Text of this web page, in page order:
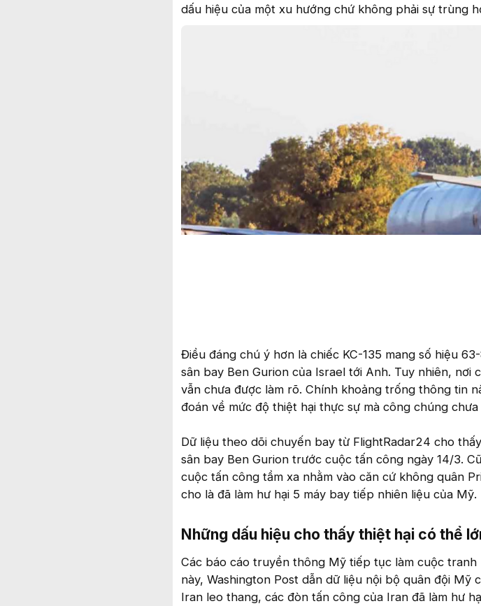
dấu hiệu của một xu hướng chứ không phải sự trùng
Điều đáng chú ý hơn là chiếc KC-135 mang số hiệu
sân bay Ben Gurion của Israel tới Anh. Tuy nhiên, nơi
vẫn chưa được làm rõ. Chính khoảng trống thông tin
đoán về mức độ thiệt hại thực sự mà công chúng
Dữ liệu theo dõi chuyến bay từ FlightRadar24 cho
sân bay Ben Gurion trước cuộc tấn công ngày 14/3.
cuộc tấn công tầm xa nhằm vào căn cứ không quân
cho là đã làm hư hại 5 máy bay tiếp nhiên liệu của Mỹ.
Những dấu hiệu cho thấy thiệt hại có thể
Các báo cáo truyền thông Mỹ tiếp tục làm cuộc
này, Washington Post dẫn dữ liệu nội bộ quân đội
Iran leo thang, các đòn tấn công của Iran đã làm hư